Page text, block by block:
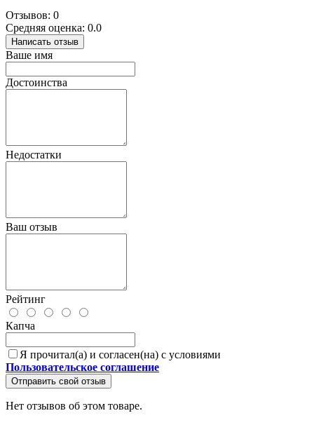
Отзывов: 0
Средняя оценка: 0.0
Написать отзыв
Ваше имя
Достоинства
Недостатки
Ваш отзыв
Рейтинг
Капча
Я прочитал(а) и согласен(на) с условиями
Пользовательское соглашение
Отправить свой отзыв
Нет отзывов об этом товаре.